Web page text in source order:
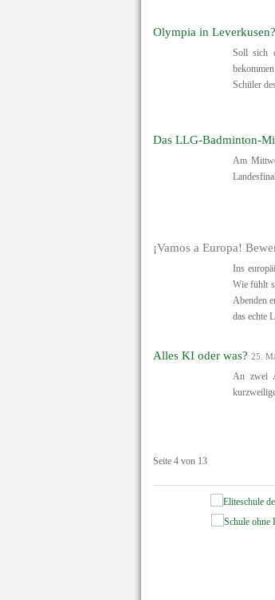
Olympia in Leverkusen?
Soll sich
Schüler
Das LLG-Badminton-
Am
¡Vamos a Europa!
Ins
Wie fühlt
Abenden
das echte
Alles KI oder was? 25.
An zwei
Seite 4 von 13